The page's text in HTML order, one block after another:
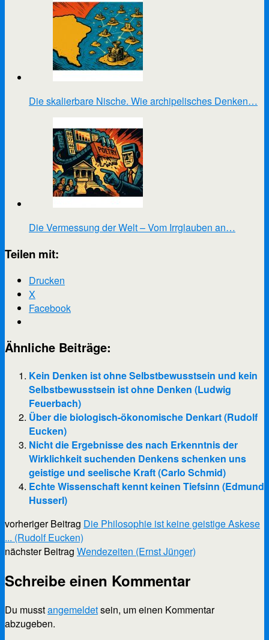
Die skalierbare Nische. Wie archipelisches Denken…
Die Vermessung der Welt – Vom Irrglauben an…
Teilen mit:
Drucken
X
Facebook
Ähnliche Beiträge:
Kein Denken ist ohne Selbstbewusstsein und kein
Selbstbewusstsein ist ohne Denken (Ludwig
Feuerbach)
Über die biologisch-ökonomische Denkart (Rudolf
Eucken)
Nicht die Ergebnisse des nach Erkenntnis der
Wirklichkeit suchenden Denkens schenken uns
geistige und seelische Kraft (Carlo Schmid)
Echte Wissenschaft kennt keinen Tiefsinn (Edmund
Husserl)
vorheriger Beitrag Die Philosophie ist keine geistige Askese
... (Rudolf Eucken)
nächster Beitrag Wendezeiten (Ernst Jünger)
Schreibe einen Kommentar
Du musstangemeldetsein, um einen Kommentar
abzugeben.